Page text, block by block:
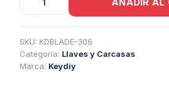
Nissan
Viejo
cantidad
SKU: KDBLADE-306
Categoría: Llaves y Carcasas
Marca: Keydiy